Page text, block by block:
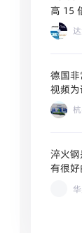
高 15
德国
视频为
淬火
有很